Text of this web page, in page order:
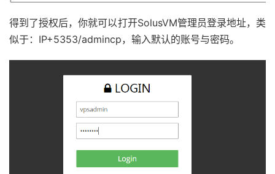
得到了授权后，你就可以打开SolusVM管理员登录地址，类
似于：IP+5353/admincp，输入默认的账号与密码。